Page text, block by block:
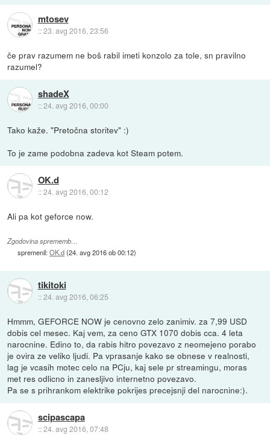
mtosev
::23. avg 2016, 23:56
če prav razumem ne boš rabil imeti konzolo za tole, sn pravilno
razumel?
shadeX
::24. avg 2016, 00:00
Tako kaže. "Pretočna storitev" :)
To je zame podobna zadeva kot Steam potem.
OK.d
::24. avg 2016, 00:12
Ali pa kot geforce now.
Zgodovina sprememb…
spremenil:OK.d(24. avg 2016 ob 00:12)
tikitoki
::24. avg 2016, 06:25
Hmmm, GEFORCE NOW je cenovno zelo zanimiv. za 7,99 USD
dobis cel mesec. Kaj vem, za ceno GTX 1070 dobis cca. 4 leta
narocnine. Edino to, da rabis hitro povezavo z neomejeno porabo
je ovira ze veliko ljudi. Pa vprasanje kako se obnese v realnosti,
lag je vcasih motec celo na PCju, kaj sele pr streamingu, moras
met res odlicno in zanesljivo internetno povezavo.
Pa se s prihrankom elektrike pokrijes precejsnji del narocnine:).
scipascapa
::24. avg 2016, 07:48